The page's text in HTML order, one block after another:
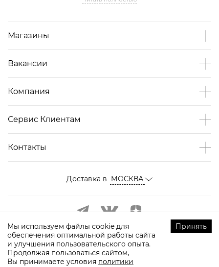
Магазины
Вакансии
Компания
Сервис Клиентам
Контакты
Доставка в МОСКВА
Мы используем файлы cookie для
обеспечения оптимальной работы сайта
и улучшения пользовательского опыта.
Продолжая пользоваться сайтом,
Вы принимаете условия политики
Принять